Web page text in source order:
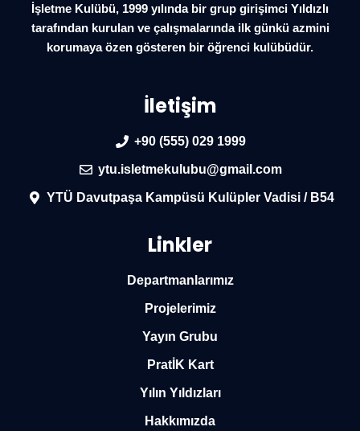
İşletme Kulübü, 1999 yılında bir grup girişimci Yıldızlı
tarafından kurulan ve çalışmalarında ilk günkü azmini
korumaya özen gösteren bir öğrenci kulübüdür.
İletişim
+90 (555) 029 1999
ytu.isletmekulubu@gmail.com
YTÜ Davutpaşa Kampüsü Kulüpler Vadisi / B54
Linkler
Departmanlarımız
Projelerimiz
Yayın Grubu
PratİK Kart
Yılın Yıldızları
Hakkımızda